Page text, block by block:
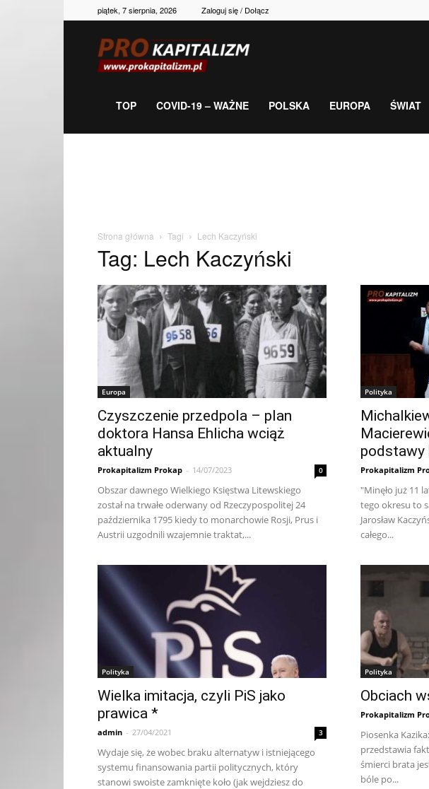
piątek, 7 sierpnia, 2026 Zaloguj się / Dołącz
gospodarka,
TOP COVID-19 – WAŻNE POLSKA EUROPA ŚWIAT
Strona główna Tagi Lech Kaczyński
Tag: Lech Kaczyński
Europa
Czyszczenie przedpola – plan
doktora Hansa Ehlicha wciąż
aktualny
Prokapitalizm Prokap - 14/07/2023 0
Obszar dawnego Wielkiego Księstwa Litewskiego
został na trwałe oderwany od Rzeczypospolitej 24
października 1795 kiedy to monarchowie Rosji, Prus i
Austrii uzgodnili wzajemnie traktat,...
Polityka
podstawy
Prokapitalizm
"Minęło już 11
tego okresu to
Jarosław
całego...
Polityka
Wielka imitacja, czyli PiS jako
prawica *
admin - 27/04/2021 3
Wydaje się, że wobec braku alternatyw i istniejącego
systemu finansowania partii politycznych, który
stanowi swoiste zamknięte koło (jak wejdziesz do
Polityka
Obciach
Prokapitalizm
Piosenka
przedstawia
śmierci brata
bóle po...